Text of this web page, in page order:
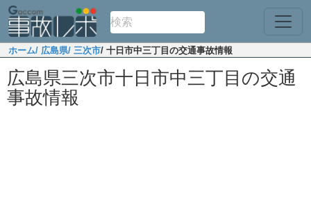
ホーム/ 広島県/ 三次市/ 十日市中三丁目の交通事故情報
広島県三次市十日市中三丁目の交通
事故情報